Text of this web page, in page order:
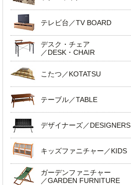
テレビ台／TV BOARD
デスク・チェア
／DESK・CHAIR
こたつ／KOTATSU
テーブル／TABLE
デザイナーズ／DESIGNERS
キッズファニチャー／KIDS
ガーデンファニチャー
／GARDEN FURNITURE